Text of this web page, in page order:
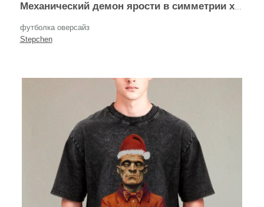
Механический демон ярости в симметрии хаоса
футболка оверсайз
Stepchen